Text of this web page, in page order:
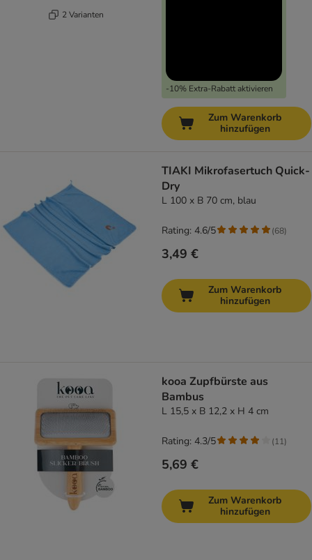
2 Varianten
-10% Extra-Rabatt aktivieren
Zum Warenkorb
hinzufügen
TIAKI Mikrofasertuch Quick-
Dry
L 100 x B 70 cm, blau
3,49 €
Rating: 4.6/5 (68)
Zum Warenkorb
hinzufügen
kooa Zupfbürste aus
Bambus
L 15,5 x B 12,2 x H 4 cm
5,69 €
Rating: 4.3/5 (11)
Zum Warenkorb
hinzufügen